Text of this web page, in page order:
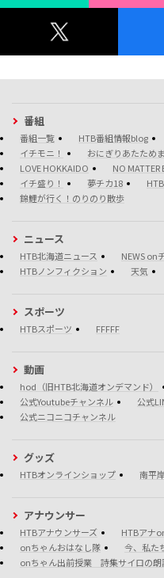
番組
番組一覧 HTB番組情報blog
イチモニ！
おにぎりあたため
LOVE HOKKAIDO
NO MATTER
イチ盛り！
夢チカ18
錦鯉が行く！のりのり散歩
ニュース
HTB北海道ニュース NEWS on
HTBノンフィクション
天気
スポーツ
HTBスポーツ FFFFF
動画
hod（旧HTB北海道オンデマンド）
公式Youtubeチャンネル
公式
公式ニコニコチャンネル
グッズ
HTBオンラインショップ 南平
アナウンサー
HTBアナウンサーズ HTBアナ
onちゃんおはなし隊
今、私た
onちゃん出前授業 詩集サイロの朗